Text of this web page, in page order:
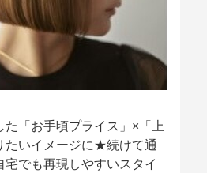
た「お手頃プライス」×「上
たいイメージに★続けて通
宅でも再現しやすいスタイ